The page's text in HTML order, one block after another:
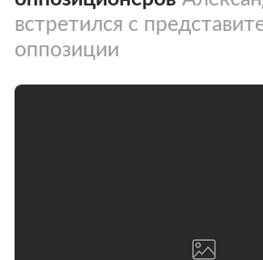
встретился с
оппозиции